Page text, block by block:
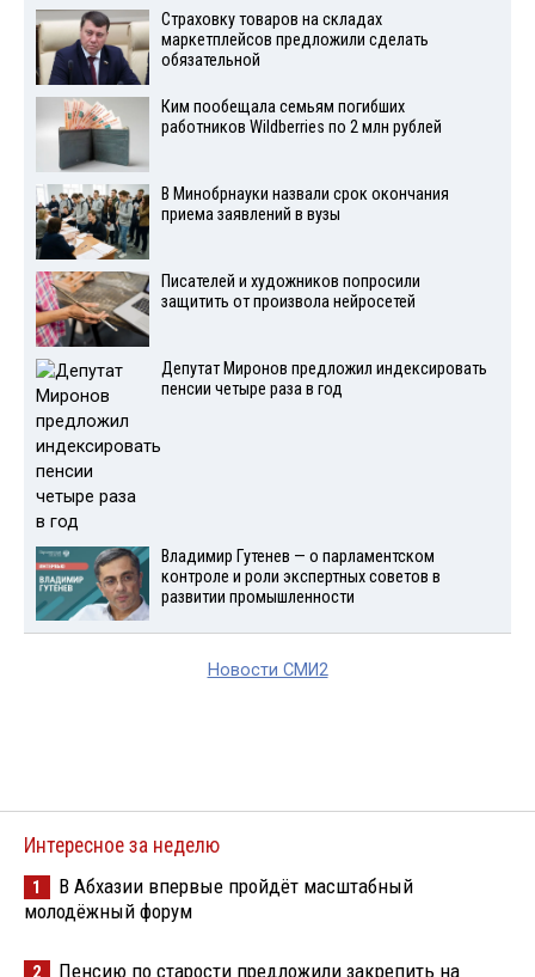
Страховку товаров на складах
маркетплейсов предложили сделать
обязательной
Ким пообещала семьям погибших
работников Wildberries по 2 млн рублей
В Минобрнауки назвали срок окончания
приема заявлений в вузы
Писателей и художников попросили
защитить от произвола нейросетей
Депутат Миронов предложил индексировать
пенсии четыре раза в год
Владимир Гутенев — о парламентском
контроле и роли экспертных советов в
развитии промышленности
Новости СМИ2
Интересное за неделю
1
В Абхазии впервые пройдёт масштабный
молодёжный форум
2
Пенсию по старости предложили закрепить на